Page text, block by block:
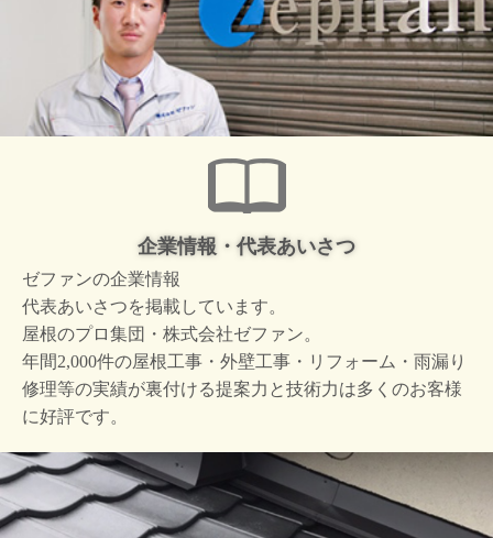
企業情報・代表あいさつ
ゼファンの企業情報
代表あいさつを掲載しています。
屋根のプロ集団・株式会社ゼファン。
年間2,000件の屋根工事・外壁工事・リフォーム・雨漏り
修理等の実績が裏付ける提案力と技術力は多くのお客様
に好評です。